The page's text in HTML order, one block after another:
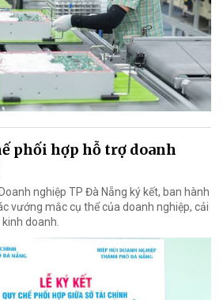
phối hợp hỗ trợ doanh
nghiệp TP Đà Nẵng ký kết, ban hành
vướng mắc cụ thể của doanh nghiệp, cải
doanh.